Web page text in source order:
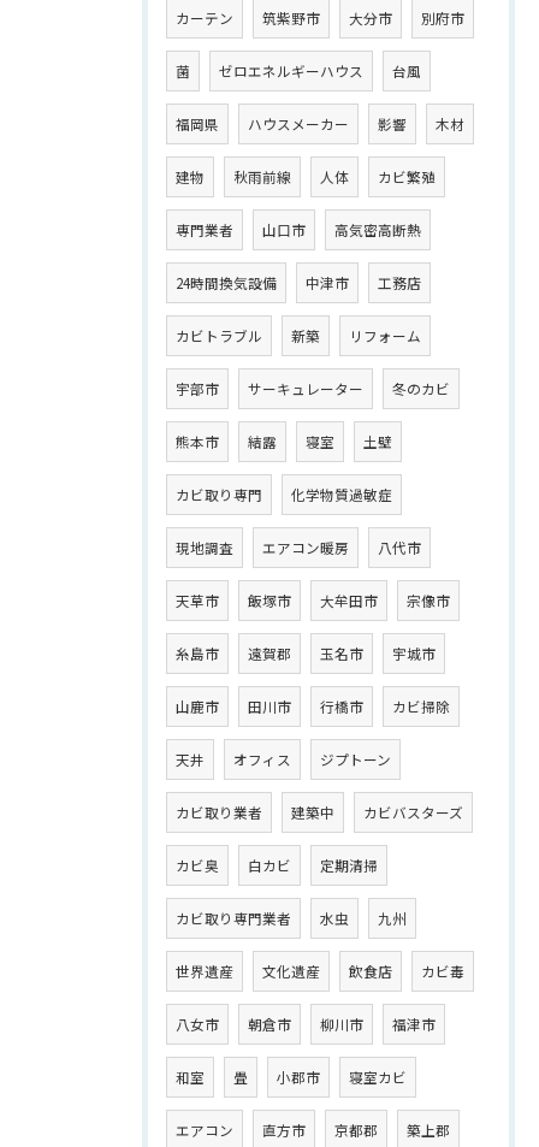
カーテン 筑紫野市 大分市 別府市
菌 ゼロエネルギーハウス 台風
福岡県 ハウスメーカー 影響 木材
建物 秋雨前線 人体 カビ繁殖
専門業者 山口市 高気密高断熱
24時間換気設備 中津市 工務店
カビトラブル 新築 リフォーム
宇部市 サーキュレーター 冬のカビ
熊本市 結露 寝室 土壁
カビ取り専門 化学物質過敏症
現地調査 エアコン暖房 八代市
天草市 飯塚市 大牟田市 宗像市
糸島市 遠賀郡 玉名市 宇城市
山鹿市 田川市 行橋市 カビ掃除
天井 オフィス ジプトーン
カビ取り業者 建築中 カビバスターズ
カビ臭 白カビ 定期清掃
カビ取り専門業者 水虫 九州
世界遺産 文化遺産 飲食店 カビ毒
八女市 朝倉市 柳川市 福津市
和室 畳 小郡市 寝室カビ
エアコン 直方市 京都郡 築上郡